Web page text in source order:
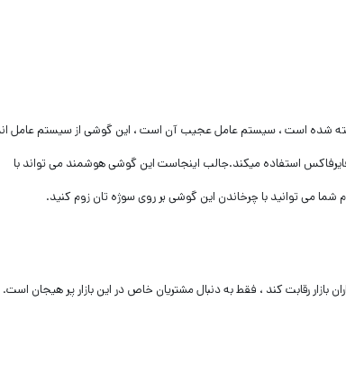
شده است ، سیستم عامل عجیب آن است ، این گوشی از سیستم عامل
استفاده میکند.جالب اینجاست این گوشی هوشمند می تواند با
می توانید با چرخاندن این گوشی بر روی سوژه تان زوم کنید.
رقابت کند ، فقط به دنبال مشتریان خاص در این بازار پر هیجان است.